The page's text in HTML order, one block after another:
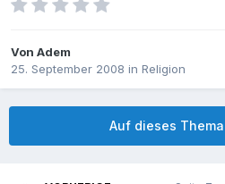
Von Adem
25. September 2008 in Religion
Auf dieses